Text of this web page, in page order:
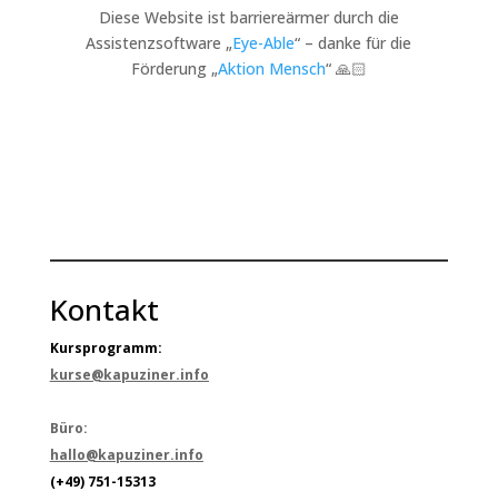
Diese Website ist barriereärmer durch die
Assistenzsoftware „Eye-Able“ – danke für die
Förderung „Aktion Mensch“ 🙏🏻
Kontakt
Kursprogramm:
kurse@kapuziner.info
Büro:
hallo@kapuziner.info
(+49) 751-15313